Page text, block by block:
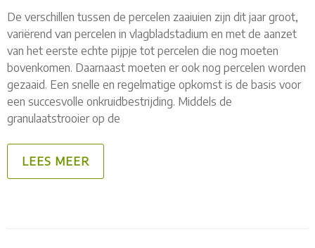
De verschillen tussen de percelen zaaiuien zijn dit jaar groot,
variërend van percelen in vlagbladstadium en met de aanzet
van het eerste echte pijpje tot percelen die nog moeten
bovenkomen. Daarnaast moeten er ook nog percelen worden
gezaaid. Een snelle en regelmatige opkomst is de basis voor
een succesvolle onkruidbestrijding. Middels de
granulaatstrooier op de
LEES MEER